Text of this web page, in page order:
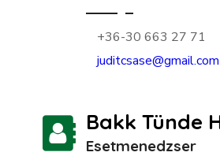
+36-30 663 27 71
juditcsase@gmail.com
Bakk Tünde
Esetmenedzser